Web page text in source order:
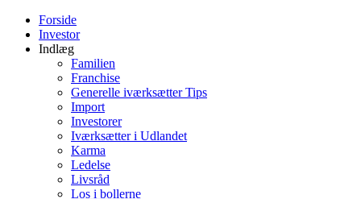
Forside
Investor
Indlæg
Familien
Franchise
Generelle iværksætter Tips
Import
Investorer
Iværksætter i Udlandet
Karma
Ledelse
Livsråd
Los i bollerne